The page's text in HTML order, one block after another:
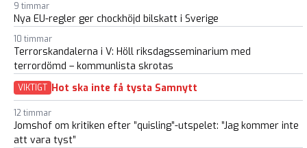
9 timmar
Nya EU-regler ger chockhöjd bilskatt i Sverige
10 timmar
Terrorskandalerna i V: Höll riksdagsseminarium med
terrordömd – kommunlista skrotas
VIKTIGT Hot ska inte få tysta Samnytt
12 timmar
Jomshof om kritiken efter ”quisling”-utspelet: ”Jag kommer inte
att vara tyst”